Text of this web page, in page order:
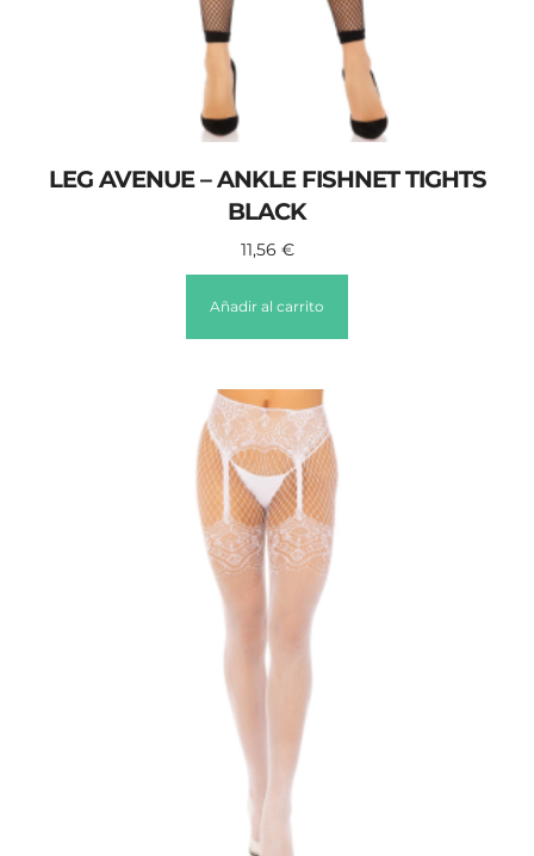
LEG AVENUE – ANKLE FISHNET TIGHTS
BLACK
11,56 €
Añadir al carrito